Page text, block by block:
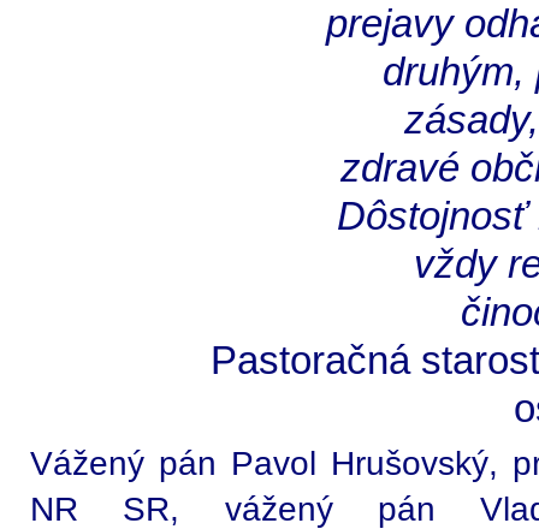
prejavy
druhým,
zdravé
vždy
Pastoračná
Vážený pán Pavol Hrušovský,
NR SR, vážený pán